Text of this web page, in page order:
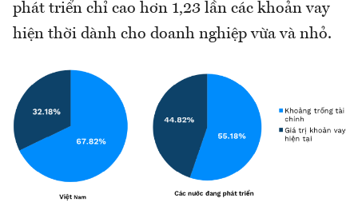
phát triển chỉ cao hơn 1,23 lần các khoản vay
hiện thời dành cho doanh nghiệp vừa và nhỏ.